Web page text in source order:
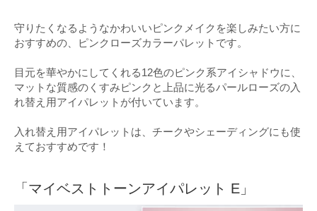
守りたくなるようなかわいいピンクメイクを楽しみたい方に
おすすめの、ピンクローズカラーパレットです。
目元を華やかにしてくれる12色のピンク系アイシャドウに、
マットな質感のくすみピンクと上品に光るパールローズの入
れ替え用アイパレットが付いています。
入れ替え用アイパレットは、チークやシェーディングにも使
えておすすめです！
「マイベストトーンアイパレット E」